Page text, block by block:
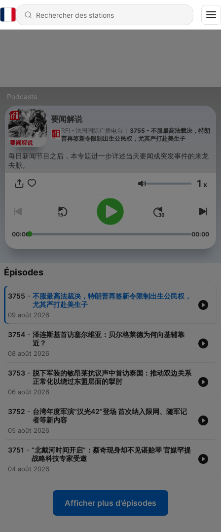
Podcasts
要闻解说
RFI - 法国国际广播电台
3755 - 不服最高法裁决，特朗
普再签新令限制出生公民权，尤其严打赴美生子
每日新闻节目之后，本专题进一步详述当天要闻或突发事件的来龙
去脉。
Volume 1 x
00:00 00:00
Épisodes
3755 - 不服最高法裁决，特朗普再签新令限制出生公民权，
尤其严打赴美生子
09 août 2026
3754 - 泽连斯基首访塞尔维亚：贝尔格莱德为何向基辅靠
近？
08 août 2026
3753 - 脱下军装的敏昂莱抗议声中首访泰国：推动双边关系
正常化以绕过东盟层面的掣肘
06 août 2026
3752 - 台湾年度军演“汉光42”登场 首次纳入限网、随军记
者等新内容
05 août 2026
3751 - “北戴河时间开启”：蔡奇现身却不见谌贻琴 官媒罕提
战略科技专家受邀
04 août 2026
Afficher plus d'épisodes